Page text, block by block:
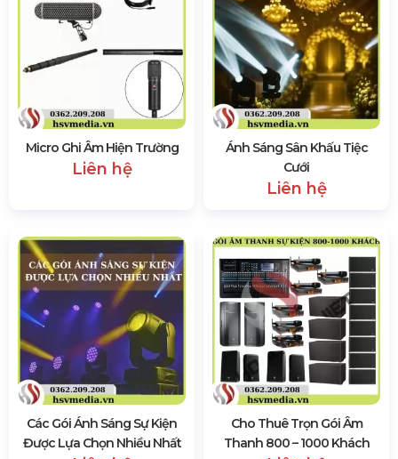
Micro Ghi Âm Hiện Trường
Liên hệ
Ánh Sáng Sân Khấu Tiệc
Cưới
Liên hệ
Các Gói Ánh Sáng Sự Kiện
Được Lựa Chọn Nhiều Nhất
Cho Thuê Trọn Gói Âm
Thanh 800 – 1000 Khách